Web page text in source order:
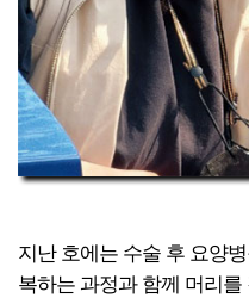
지난 호에는 수술 후 요양
복하는 과정과 함께 머리